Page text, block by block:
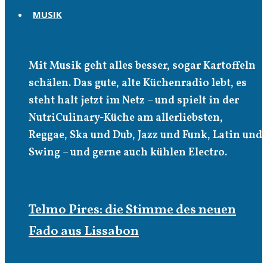
MUSIK
Mit Musik geht alles besser, sogar Kartoffeln
schälen. Das gute, alte Küchenradio lebt, es
steht halt jetzt im Netz – und spielt in der
NutriCulinary-Küche am allerliebsten,
Reggae, Ska und Dub, Jazz und Funk, Latin und
Swing – und gerne auch kühlen Electro.
Telmo Pires: die Stimme des neuen
Fado aus Lissabon